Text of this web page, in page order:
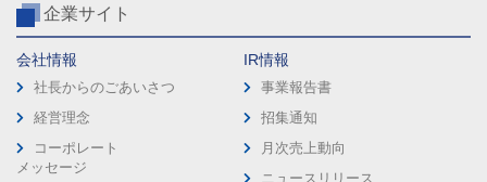
企業サイト
会社情報
社長からのごあいさつ
経営理念
コーポレート
メッセージ
IR情報
事業報告書
招集通知
月次売上動向
ニュースリリース